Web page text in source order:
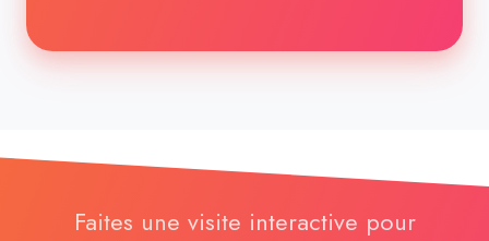
Faites une visite interactive pour